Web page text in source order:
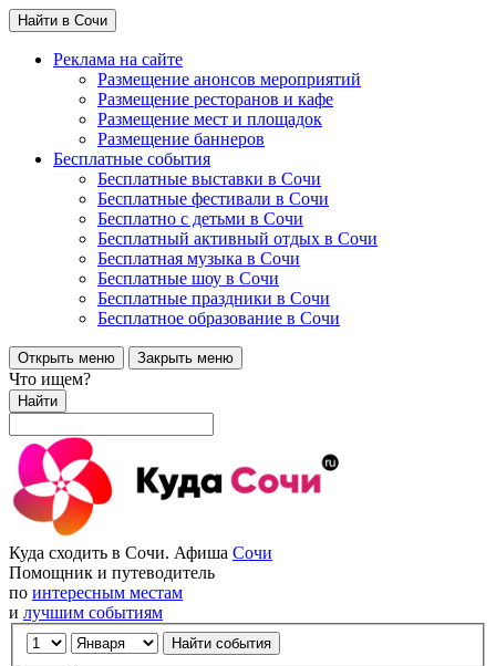
Найти в Сочи
Реклама на сайте
Размещение анонсов мероприятий
Размещение ресторанов и кафе
Размещение мест и площадок
Размещение баннеров
Бесплатные события
Бесплатные выставки в Сочи
Бесплатные фестивали в Сочи
Бесплатно с детьми в Сочи
Бесплатный активный отдых в Сочи
Бесплатная музыка в Сочи
Бесплатные шоу в Сочи
Бесплатные праздники в Сочи
Бесплатное образование в Сочи
Открыть меню Закрыть меню
Что ищем?
Найти
Куда сходить в Сочи. Афиша Сочи
Помощник и путеводитель
по интересным местам
и лучшим событиям